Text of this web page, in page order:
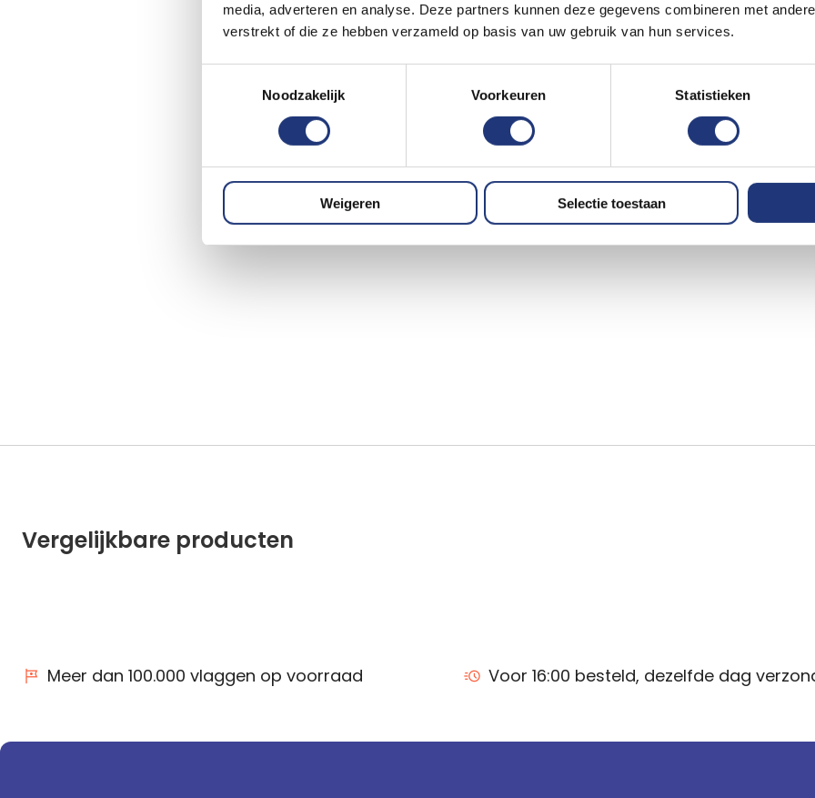
media, adverteren en analyse. Deze partners kunnen deze gegevens combineren met
verstrekt of die ze hebben verzameld op basis van uw gebruik van hun services.
Noodzakelijk
Voorkeuren Statistieken
Weigeren Selectie toestaan
Vergelijkbare producten
Meer dan 100.000 vlaggen op voorraad Voor 16:00 besteld, dezelfde dag